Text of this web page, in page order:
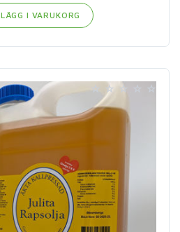
LÄGG I VARUKORG